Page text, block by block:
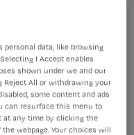
welke
vorm?
personal data, like browsing
I Accept enables
shown under we and our
Reject All or withdrawing your
some content and ads
can resurface this menu to
at any time by clicking the
webpage. Your choices will